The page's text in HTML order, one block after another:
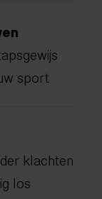
sport
klachten
los